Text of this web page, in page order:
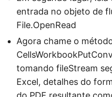
entrada no objeto de
File.OpenRead
Agora chame o
tomando fileStream
Excel, detalhes do